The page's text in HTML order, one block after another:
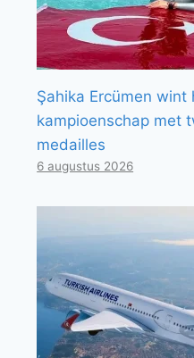
Şahika Ercümen wint
kampioenschap met
medailles
6 augustus 2026